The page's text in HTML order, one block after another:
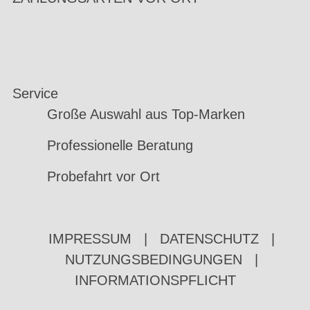
Service
Große Auswahl aus Top-Marken
Professionelle Beratung
Probefahrt vor Ort
IMPRESSUM DATENSCHUTZ
NUTZUNGSBEDINGUNGEN
INFORMATIONSPFLICHT